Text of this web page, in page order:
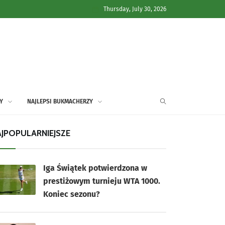
Thursday, July 30, 2026
NAJLEPSI BUKMACHERZY
Iga Świątek potwierdzona w
prestiżowym turnieju WTA 1000.
Koniec sezonu?